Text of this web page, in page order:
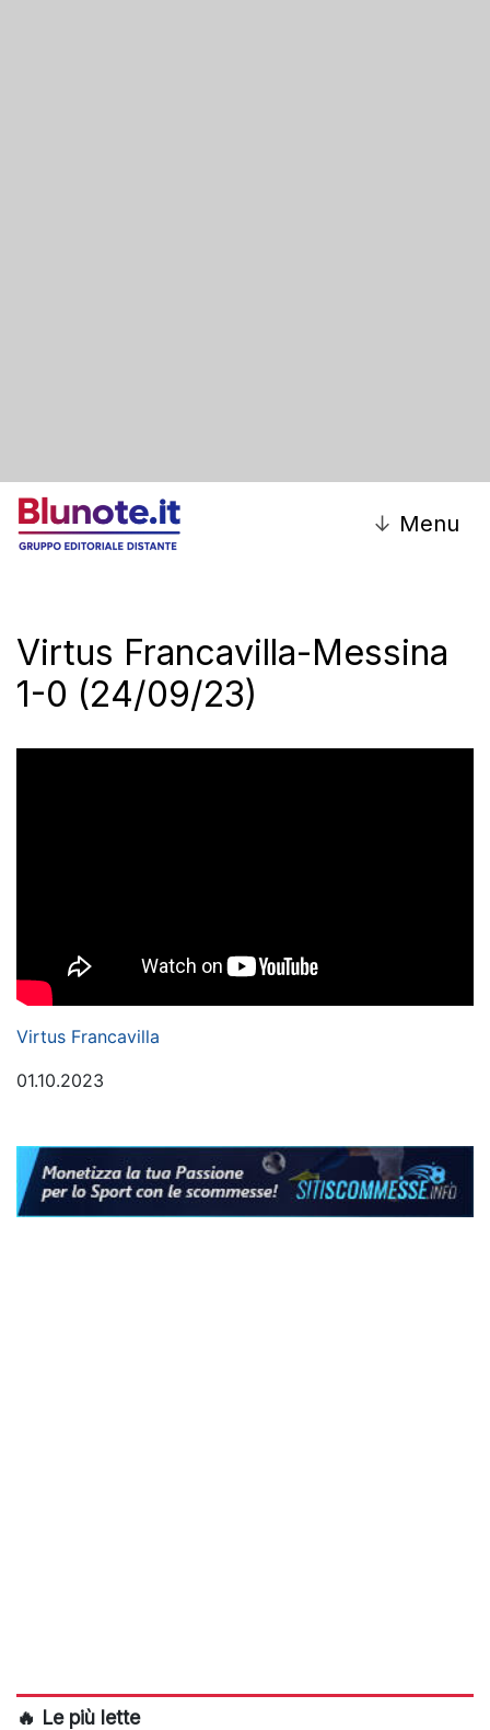
↓ Menu
Virtus Francavilla-Messina
1-0 (24/09/23)
Virtus Francavilla
01.10.2023
🔥 Le più lette